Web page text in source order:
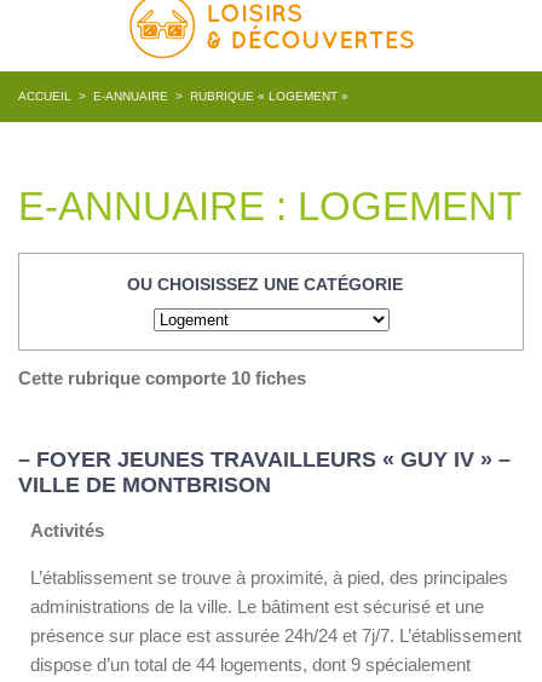
ACCUEIL > E-ANNUAIRE > RUBRIQUE « LOGEMENT »
E-ANNUAIRE : LOGEMENT
OU CHOISISSEZ UNE CATÉGORIE
Cette rubrique comporte 10 fiches
– FOYER JEUNES TRAVAILLEURS « GUY IV » –
VILLE DE MONTBRISON
Activités
L’établissement se trouve à proximité, à pied, des principales
administrations de la ville. Le bâtiment est sécurisé et une
présence sur place est assurée 24h/24 et 7j/7. L’établissement
dispose d’un total de 44 logements, dont 9 spécialement